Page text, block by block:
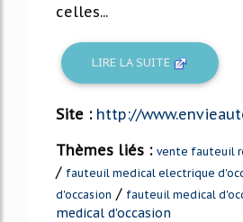
celles...
LIRE LA SUITE
Site : http://
Thèmes liés : vente fauteuil
/ fauteuil medical electrique
d'occasion / fauteuil medical
medical d'occasion